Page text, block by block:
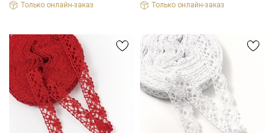
Только онлайн-заказ Только онлайн-заказ